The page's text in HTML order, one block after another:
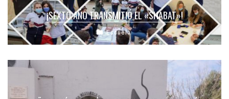
¡SEXTO AÑO TRANSMITIÓ EL «SHABAT»!
Escuela